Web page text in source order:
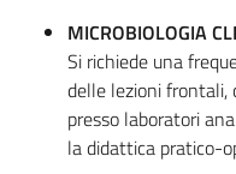
MICROBIOLOGIA
Si richiede una
delle lezioni
presso laboratori
la didattica pratico-